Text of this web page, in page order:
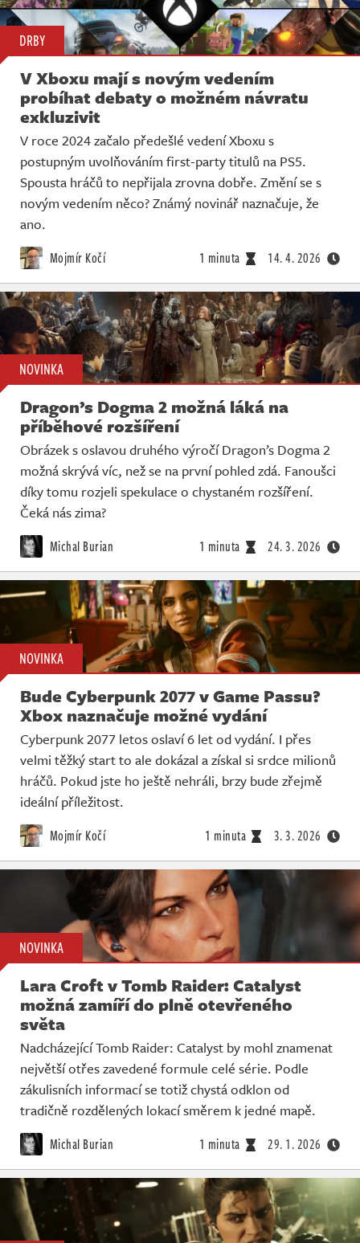
DRBY
V Xboxu mají s novým vedením
probíhat debaty o možném návratu
exkluzivit
V roce 2024 začalo předešlé vedení Xboxu s
postupným uvolňováním first-party titulů na PS5.
Spousta hráčů to nepřijala zrovna dobře. Změní se s
novým vedením něco? Známý novinář naznačuje, že
ano.
Mojmír Kočí 1 minuta 14. 4. 2026
NOVINKA
Dragon’s Dogma 2 možná láká na
příběhové rozšíření
Obrázek s oslavou druhého výročí Dragon’s Dogma 2
možná skrývá víc, než se na první pohled zdá. Fanoušci
díky tomu rozjeli spekulace o chystaném rozšíření.
Čeká nás zima?
Michal Burian 1 minuta 24. 3. 2026
NOVINKA
Bude Cyberpunk 2077 v Game Passu?
Xbox naznačuje možné vydání
Cyberpunk 2077 letos oslaví 6 let od vydání. I přes
velmi těžký start to ale dokázal a získal si srdce milionů
hráčů. Pokud jste ho ještě nehráli, brzy bude zřejmě
ideální příležitost.
Mojmír Kočí 1 minuta 3. 3. 2026
NOVINKA
Lara Croft v Tomb Raider: Catalyst
možná zamíří do plně otevřeného
světa
Nadcházející Tomb Raider: Catalyst by mohl znamenat
největší otřes zavedené formule celé série. Podle
zákulisních informací se totiž chystá odklon od
tradičně rozdělených lokací směrem k jedné mapě.
Michal Burian 1 minuta 29. 1. 2026